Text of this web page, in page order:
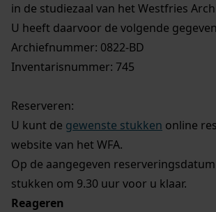
in de studiezaal van het Westfries
U heeft daarvoor de volgende
Archiefnummer: 0822-BD
Inventarisnummer: 745
Reserveren:
U kunt de gewenste stukken online
website van het WFA.
Op de aangegeven
stukken om 9.30 uur voor u klaar.
Reageren